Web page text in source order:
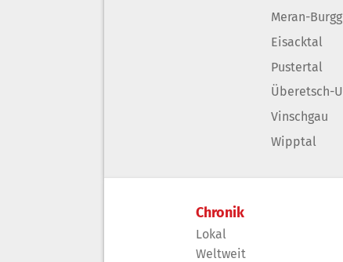
Meran-
Eisacktal
Pustertal
Überetsch-
Vinschgau
Wipptal
Chronik
Lokal
Weltweit